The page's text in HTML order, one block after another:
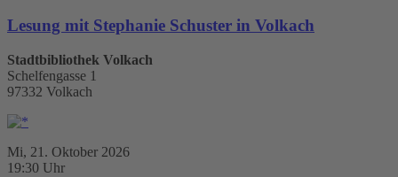
Lesung mit Stephanie Schuster in Volkach
Stadtbibliothek Volkach
Schelfengasse 1
97332 Volkach
Mi, 21. Oktober 2026
19:30 Uhr